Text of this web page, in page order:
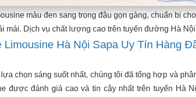
màu đen sang trọng đậu gọn gàng, chuẩn bị
mái. Dịch vụ chất lượng cao trên tuyến đường Hà
Limousine Hà Nội Sapa Uy Tín Hàng
chọn sáng suốt nhất, chúng tôi đã tổng hợp và
được đánh giá cao và tin cậy nhất trên tuyến Hà